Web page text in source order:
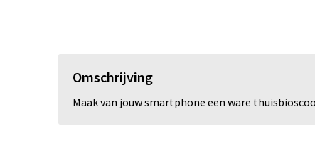
Omschrijving
Maak van jouw smartphone een ware